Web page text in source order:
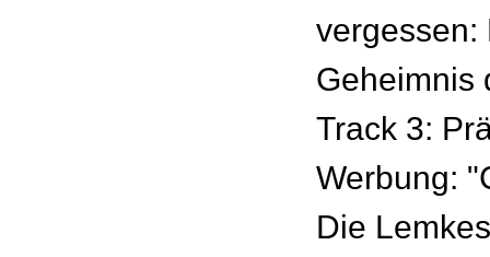
vergessen:
Geheimnis
Track 3:
Werbung:
Die